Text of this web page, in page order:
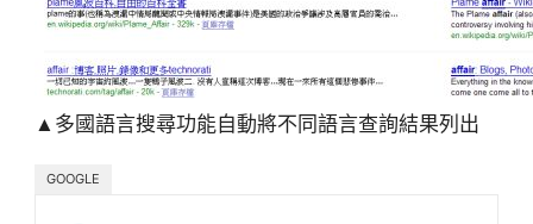
▲多國語言搜尋功能自動將不同語言查詢結果列出
GOOGLE